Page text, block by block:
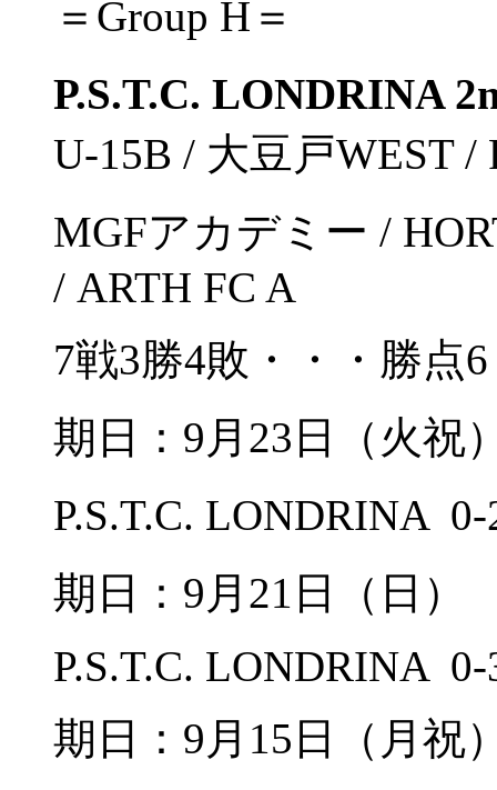
＝Group H＝
P.S.T.C. LONDRINA
U-15B / 大豆戸WEST /
MGFアカデミー /
/ ARTH FC A
7戦3勝4敗・・・勝点6
期日：9月23日（火
P.S.T.C. LONDRINA
期日：9月21日（日
P.S.T.C. LONDRINA
期日：9月15日（月